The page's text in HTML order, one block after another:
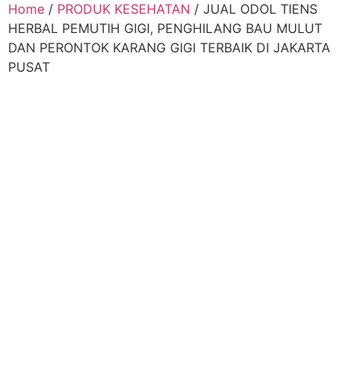
Home / PRODUK KESEHATAN / JUAL ODOL TIENS
HERBAL PEMUTIH GIGI, PENGHILANG BAU MULUT
DAN PERONTOK KARANG GIGI TERBAIK DI JAKARTA
PUSAT